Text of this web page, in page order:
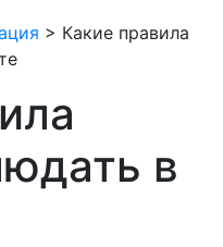
> Какие правила
в